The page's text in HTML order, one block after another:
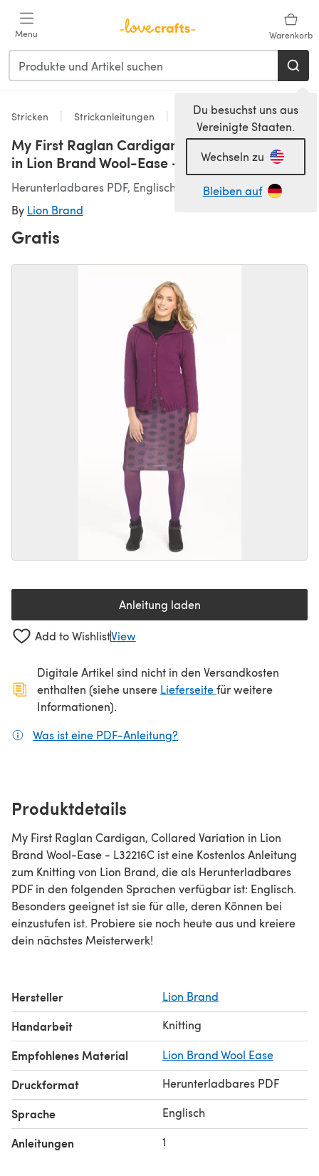
Menu Warenkorb
Du besuchst uns aus
Vereinigte Staaten.
Wechseln zu
Bleiben auf
Stricken Strickanleitungen Strickjacken
My First Raglan Cardigan, Collared Variation
in Lion Brand Wool-Ease - L32216C
Herunterladbares PDF, Englisch
By Lion Brand
Gratis
Anleitung laden(öffnet sich in einem neuen
Add to WishlistView
Digitale Artikel sind nicht in den Versandkosten
enthalten (siehe unsere Lieferseite(öffnet sich in
für weitere
Informationen).
Was ist eine PDF-Anleitung?
Produktdetails
My First Raglan Cardigan, Collared Variation in Lion
Brand Wool-Ease - L32216C ist eine Kostenlos Anleitung
zum Knitting von Lion Brand, die als Herunterladbares
PDF in den folgenden Sprachen verfügbar ist: Englisch.
Besonders geeignet ist sie für alle, deren Können bei
einzustufen ist. Probiere sie noch heute aus und kreiere
dein nächstes Meisterwerk!
Hersteller Lion Brand
Handarbeit Knitting
Empfohlenes Material Lion Brand Wool Ease
Druckformat Herunterladbares PDF
Sprache Englisch
Anleitungen 1